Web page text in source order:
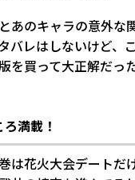
あのキャラの意外な
バレはしないけど、
を買って大正解だっ
満載！
は花火大会デートだ